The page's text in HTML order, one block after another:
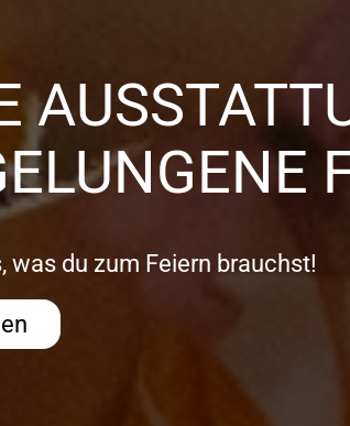
was du zum Feiern brauchst!